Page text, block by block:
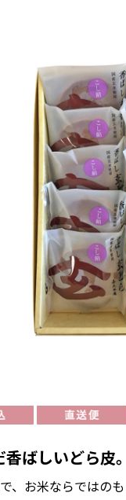
ばしいどら皮。
、お米ならではの